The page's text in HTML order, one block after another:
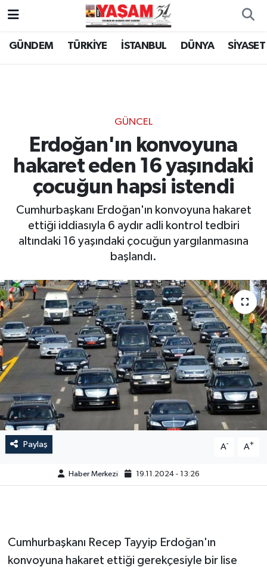
GÜNDEM TÜRKİYE İSTANBUL DÜNYA SİYASET
GÜNCEL
Erdoğan'ın konvoyuna
hakaret eden 16 yaşındaki
çocuğun hapsi istendi
Cumhurbaşkanı Erdoğan'ın konvoyuna hakaret
ettiği iddiasıyla 6 aydır adli kontrol tedbiri
altındaki 16 yaşındaki çocuğun yargılanmasına
başlandı.
Paylaş A- A+
Haber Merkezi 19.11.2024 - 13:26
Cumhurbaşkanı Recep Tayyip Erdoğan'ın
konvoyuna hakaret ettiği gerekçesiyle bir lise